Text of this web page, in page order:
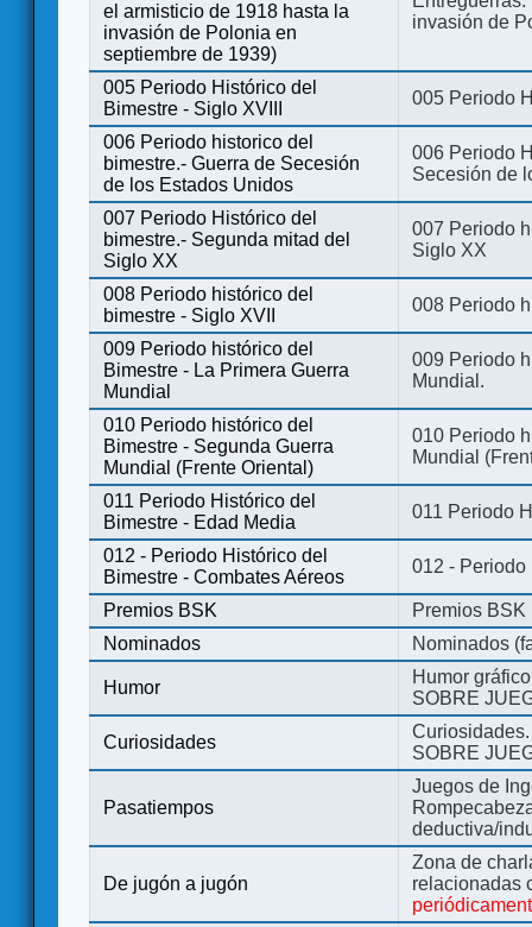
el armisticio de 1918 hasta la
invasión de Polonia en
septiembre de 1939)
invasión de
005 Periodo Histórico del
Bimestre - Siglo XVIII
005 Periodo
006 Periodo historico del
bimestre.- Guerra de Secesión
de los Estados Unidos
006 Periodo
Secesión de
007 Periodo Histórico del
bimestre.- Segunda mitad del
Siglo XX
007 Periodo
Siglo XX
008 Periodo histórico del
bimestre - Siglo XVII
008 Periodo
009 Periodo histórico del
Bimestre - La Primera Guerra
Mundial
009 Periodo
Mundial.
010 Periodo histórico del
Bimestre - Segunda Guerra
Mundial (Frente Oriental)
010 Periodo
Mundial
011 Periodo Histórico del
Bimestre - Edad Media
011 Periodo
012 - Periodo Histórico del
Bimestre - Combates Aéreos
012 - Periodo
Premios BSK
Premios BSK
Nominados
Nominados
Humor
Humor
SOBRE
Curiosidades
SOBRE
Pasatiempos
Juegos de
deductiva/
De jugón a jugón
Zona de
relacionadas